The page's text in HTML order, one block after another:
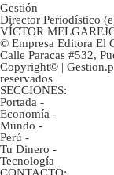
Gestión
Director Periodístico
VÍCTOR
© Empresa Editora El
Calle Paracas #532,
Copyright© |
reservados
SECCIONES:
Portada -
Economía -
Mundo -
Perú -
Tu Dinero -
Tecnología
CONTACTO: